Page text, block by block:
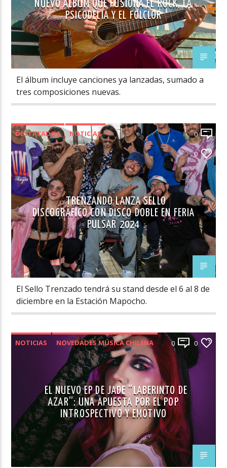
NUEVO ÁLBUM QUE FUSIONA EL ROCK, LA
PSICODELIA Y EL FOLCLOR
El álbum incluye canciones ya lanzadas, sumado a
tres composiciones nuevas.
DESTACADOS
NOTICIAS
NOVEDADES MÚSICA CHILENA
0
0
TRENZANDO LANZA SELLO
DISCOGRÁFICO CON DISCO DOBLE EN FERIA
PULSAR 2024
El Sello Trenzado tendrá su stand desde el 6 al 8 de
diciembre en la Estación Mapocho.
NOTICIAS NOVEDADES MÚSICA CHILENA 0 0
EL NUEVO EP DE JADE “LABERINTO DE
AZAR”: UNA APUESTA POR EL POP
INTROSPECTIVO Y EMOTIVO